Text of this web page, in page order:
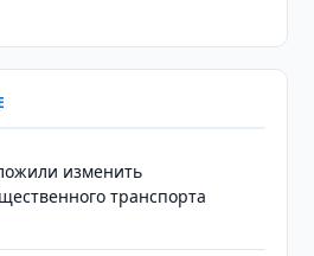
изменить
транспорта